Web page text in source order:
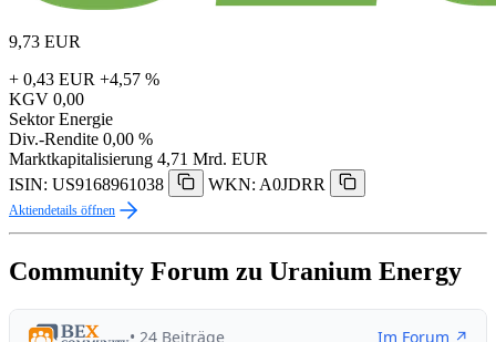
9,73 EUR
+ 0,43 EUR +4,57 %
KGV 0,00
Sektor Energie
Div.-Rendite 0,00 %
Marktkapitalisierung 4,71 Mrd. EUR
ISIN: US9168961038
WKN: A0JDRR
Aktiendetails öffnen
Community Forum zu Uranium Energy